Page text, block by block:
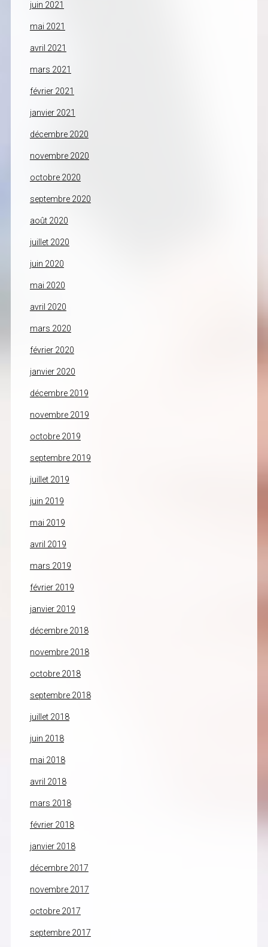
juin 2021
mai 2021
avril 2021
mars 2021
février 2021
janvier 2021
décembre 2020
novembre 2020
octobre 2020
septembre 2020
août 2020
juillet 2020
juin 2020
mai 2020
avril 2020
mars 2020
février 2020
janvier 2020
décembre 2019
novembre 2019
octobre 2019
septembre 2019
juillet 2019
juin 2019
mai 2019
avril 2019
mars 2019
février 2019
janvier 2019
décembre 2018
novembre 2018
octobre 2018
septembre 2018
juillet 2018
juin 2018
mai 2018
avril 2018
mars 2018
février 2018
janvier 2018
décembre 2017
novembre 2017
octobre 2017
septembre 2017